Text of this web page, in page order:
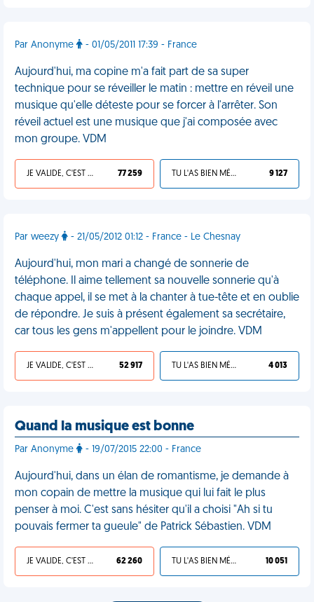
Par Anonyme - 01/05/2011 17:39 - France
Aujourd'hui, ma copine m'a fait part de sa super
technique pour se réveiller le matin : mettre en réveil une
musique qu'elle déteste pour se forcer à l'arrêter. Son
réveil actuel est une musique que j'ai composée avec
mon groupe. VDM
JE VALIDE, C'EST UNE VDM 77 259 TU L'AS BIEN MÉRITÉ 9 127
Par weezy - 21/05/2012 01:12 - France - Le Chesnay
Aujourd'hui, mon mari a changé de sonnerie de
téléphone. Il aime tellement sa nouvelle sonnerie qu'à
chaque appel, il se met à la chanter à tue-tête et en oublie
de répondre. Je suis à présent également sa secrétaire,
car tous les gens m'appellent pour le joindre. VDM
JE VALIDE, C'EST UNE VDM 52 917 TU L'AS BIEN MÉRITÉ 4 013
Quand la musique est bonne
Par Anonyme - 19/07/2015 22:00 - France
Aujourd'hui, dans un élan de romantisme, je demande à
mon copain de mettre la musique qui lui fait le plus
penser à moi. C'est sans hésiter qu'il a choisi "Ah si tu
pouvais fermer ta gueule" de Patrick Sébastien. VDM
JE VALIDE, C'EST UNE VDM 62 260 TU L'AS BIEN MÉRITÉ 10 051